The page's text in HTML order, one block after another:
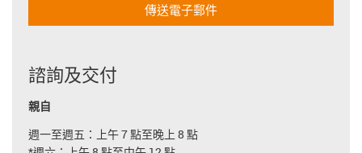
傳送電子郵件
諮詢及交付
親自
週一至週五：上午 7 點至晚上 8 點